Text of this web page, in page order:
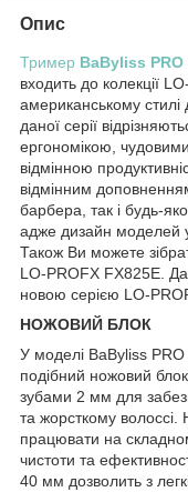
Опис
Тример BaByliss PRO
входить до колекції
американському стилі
даної серії
ергономікою,
відмінною
відмінним
барбера, так і будь-
адже дизайн моделей
Також Ви можете
LO-PROFX FX825E.
новою серією LO-
НОЖОВИЙ БЛОК
У моделі BaByliss PRO
подібний ножовий
зубами 2 мм для
та жорсткому волоссі.
працювати на
чистоти та
40 мм дозволить з